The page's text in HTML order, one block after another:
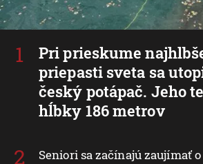
Pri prieskume
priepasti sveta sa
český potápač. Jeho
hĺbky 186 metrov
Seniori sa začínajú zaujímať